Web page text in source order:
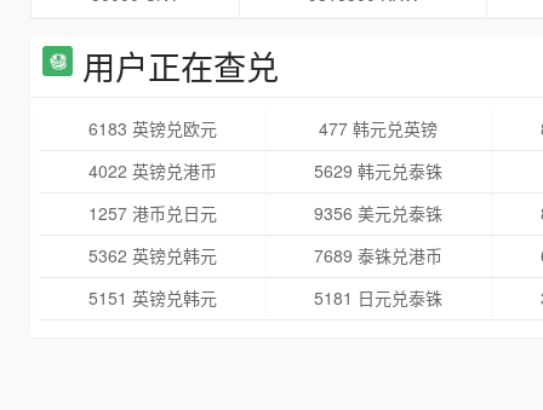
用户正在查兑
6183 英镑兑欧元 477 韩元兑英镑
4022 英镑兑港币
5629 韩元兑泰铢
1257 港币兑日元
9356 美元兑泰铢
5362 英镑兑韩元
7689 泰铢兑港币
5151 英镑兑韩元
5181 日元兑泰铢